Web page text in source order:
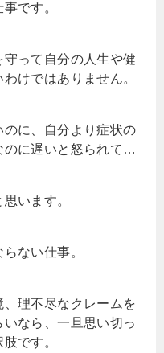
です。
って自分の人生や健
けではありません。
に、自分より症状の
のに遅いと怒られて…
います。
ない仕事。
理不尽なクレームを
なら、一旦思い切っ
です。